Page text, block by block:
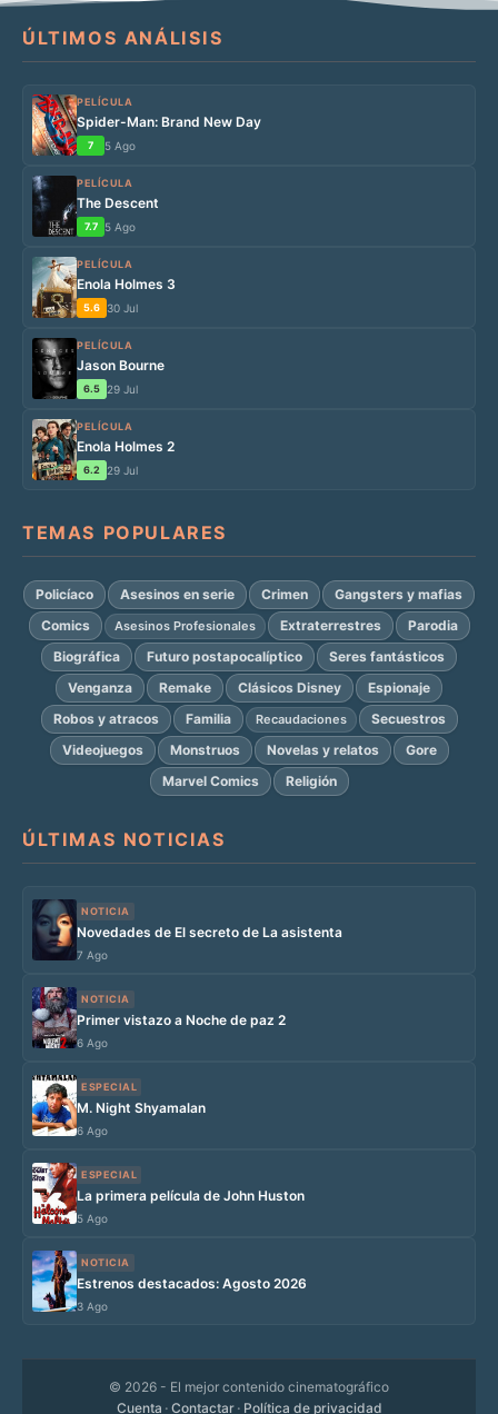
ÚLTIMOS ANÁLISIS
PELÍCULA
Spider-Man: Brand New Day
7 5 Ago
PELÍCULA
The Descent
7.7 5 Ago
PELÍCULA
Enola Holmes 3
5.6 30 Jul
PELÍCULA
Jason Bourne
6.5 29 Jul
PELÍCULA
Enola Holmes 2
6.2 29 Jul
TEMAS POPULARES
Policíaco Asesinos en serie Crimen
Gangsters y mafias
Comics
Asesinos Profesionales Extraterrestres
Parodia
Biográfica
Futuro postapocalíptico
Seres fantásticos
Venganza
Remake Clásicos Disney
Espionaje
Robos y atracos
Familia Recaudaciones
Secuestros
Videojuegos
Monstruos Novelas y relatos
Gore
Marvel Comics
Religión
ÚLTIMAS NOTICIAS
NOTICIA
Novedades de El secreto de La asistenta
7 Ago
NOTICIA
Primer vistazo a Noche de paz 2
6 Ago
ESPECIAL
M. Night Shyamalan
6 Ago
ESPECIAL
La primera película de John Huston
5 Ago
NOTICIA
Estrenos destacados: Agosto 2026
3 Ago
© 2026 - El mejor contenido cinematográfico
Cuenta · Contactar · Política de privacidad